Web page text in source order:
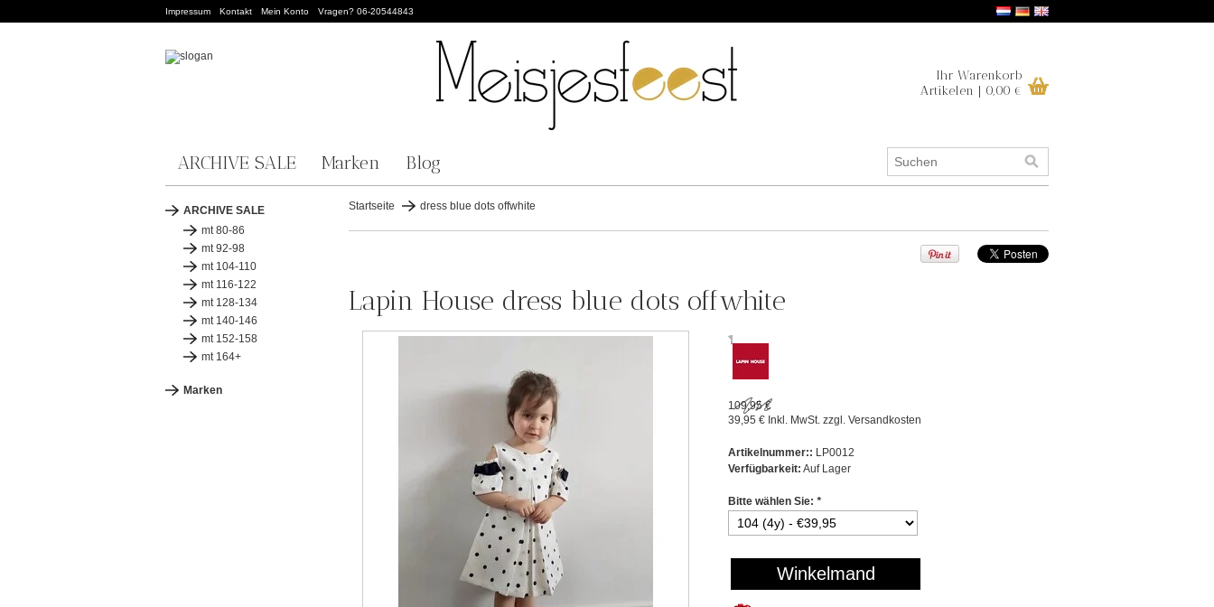
Impressum Kontakt Mein Konto Vragen? 06-20544843
Ihr Warenkorb
Artikelen | 0,00 €
ARCHIVE SALE Marken Blog
ARCHIVE SALE
mt 80-86
mt 92-98
mt 104-110
mt 116-122
mt 128-134
mt 140-146
mt 152-158
mt 164+
Marken
Startseite dress blue dots offwhite
Lapin House dress blue dots offwhite
109,95 €
39,95 € Inkl. MwSt. zzgl. Versandkosten
Artikelnummer:: LP0012
Verfügbarkeit: Auf Lager
Bitte wählen Sie: *
Winkelmand